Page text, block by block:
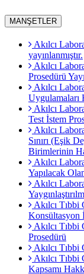
MANŞETLER
Akılcı
yayınlanmıştır.
Akılcı
Prosedürü
Akılcı
Uygulamaları
Akılcı
Test İstem
Akılcı
Sınırı (Eşik
Birimlerinin
Akılcı
Yapılacak
Akılcı
Akılcı
Konsültasyon
Akılcı Tıbbi
Prosedürü
Akılcı Tıbbi
Akılcı
Kapsamı